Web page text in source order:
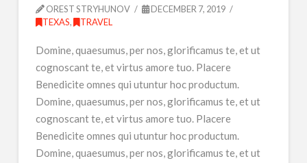
OREST STRYHUNOV
DECEMBER 7, 2019
TEXAS, TRAVEL
Domine, quaesumus, per nos, glorificamus te, et ut
cognoscant te, et virtus amore tuo. Placere
Benedicite omnes qui utuntur hoc productum.
Domine, quaesumus, per nos, glorificamus te, et ut
cognoscant te, et virtus amore tuo. Placere
Benedicite omnes qui utuntur hoc productum.
Domine, quaesumus, per nos, glorificamus te, et ut